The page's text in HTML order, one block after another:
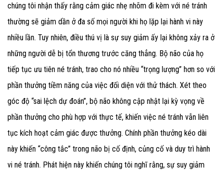
chúng tôi nhận thấy rằng cảm giác nhẹ nhõm đi kèm với né tránh
thường sẽ giảm dần ở đa số mọi người khi họ lặp lại hành vi này
nhiều lần. Tuy nhiên, điều thú vị là sự suy giảm ấy lại không xảy ra ở
những người dễ bị tổn thương trước căng thẳng. Bộ não của họ
tiếp tục ưu tiên né tránh, trao cho nó nhiều “trọng lượng” hơn so với
phần thưởng tiềm năng của việc đối diện với thử thách. Xét theo
góc độ “sai lệch dự đoán”, bộ não không cập nhật lại kỳ vọng về
phần thưởng cho phù hợp với thực tế, khiến việc né tránh vẫn liên
tục kích hoạt cảm giác được thưởng. Chính phần thưởng kéo dài
này khiến “công tắc” trong não bị cố định, củng cố và duy trì hành
vi né tránh. Phát hiện này khiến chúng tôi nghĩ rằng, sự suy giảm